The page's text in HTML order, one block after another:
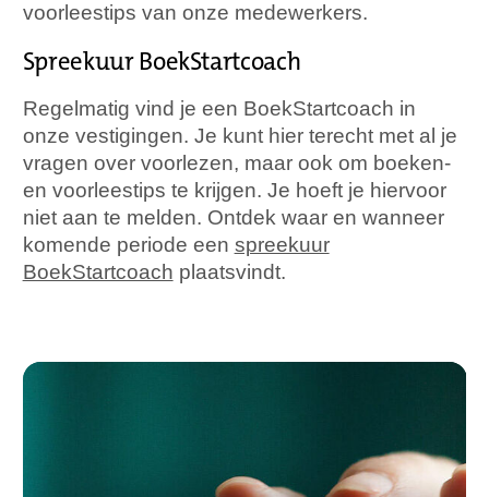
voorleestips van onze medewerkers.
Spreekuur BoekStartcoach
Regelmatig vind je een BoekStartcoach in
onze vestigingen. Je kunt hier terecht met al je
vragen over voorlezen, maar ook om boeken-
en voorleestips te krijgen. Je hoeft je hiervoor
niet aan te melden. Ontdek waar en wanneer
komende periode een spreekuur
BoekStartcoach plaatsvindt.